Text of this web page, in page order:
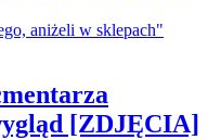
[ZDJĘCIA]